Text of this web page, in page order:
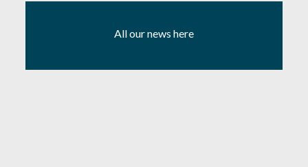
All our news here